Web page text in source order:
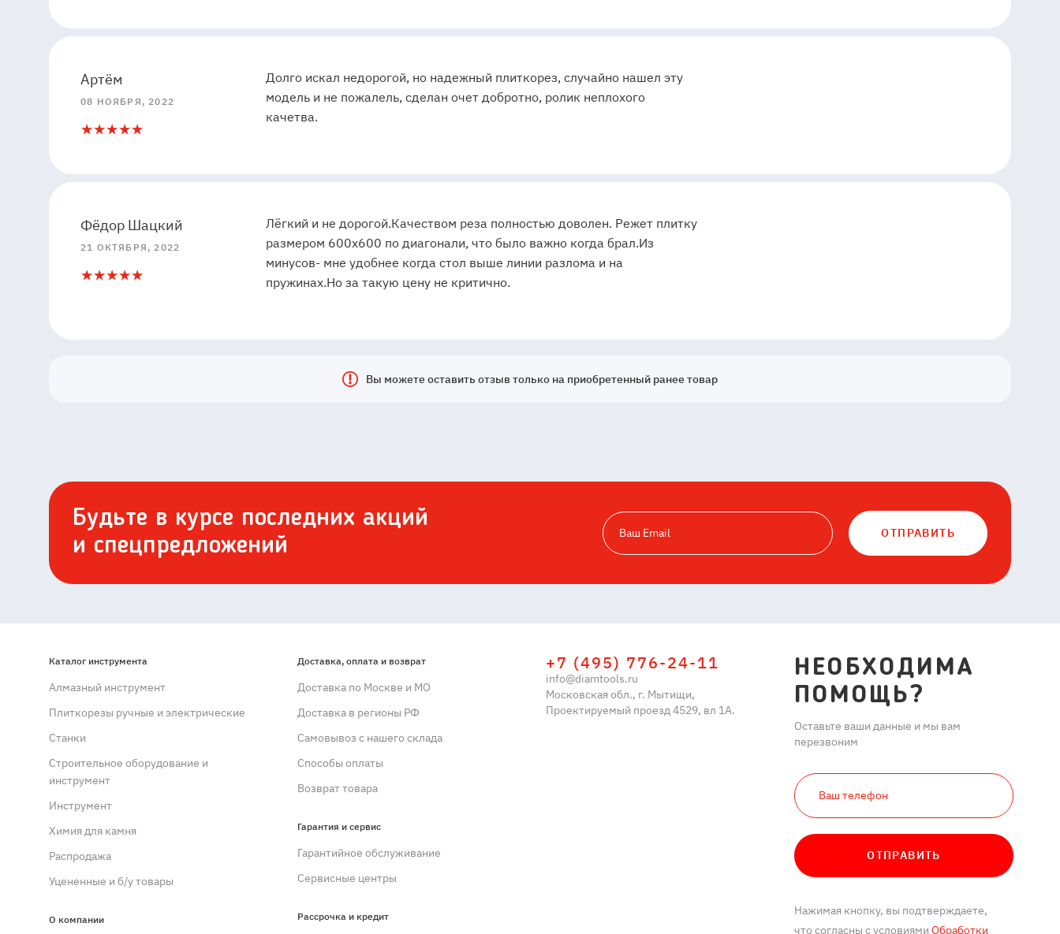
55
Артём
08 НОЯБРЯ, 2022
5
1
Долго искал недорогой, но надежный плиткорез, случайно нашел эту
модель и не пожалель, сделан очет добротно, ролик неплохого
качетва.
55
Фёдор Шацкий
21 ОКТЯБРЯ, 2022
5
1
Лёгкий и не дорогой.Качеством реза полностью доволен. Режет плитку
размером 600х600 по диагонали, что было важно когда брал.Из
минусов- мне удобнее когда стол выше линии разлома и на
пружинах.Но за такую цену не критично.
Вы можете оставить отзыв только на приобретенный ранее товар
Будьте в курсе последних акций
и спецпредложений
ОТПРАВИТЬ
Каталог инструмента
Алмазный инструмент
Плиткорезы ручные и электрические
Станки
Строительное оборудование и
инструмент
Инструмент
Химия для камня
Распродажа
Уцененные и б/у товары
О компании
Доставка, оплата и возврат
Доставка по Москве и МО
Доставка в регионы РФ
Самовывоз с нашего склада
Способы оплаты
Возврат товара
Гарантия и сервис
Гарантийное обслуживание
Сервисные центры
Рассрочка и кредит
+7 (495) 776-24-11
info@diamtools.ru
Московская обл., г. Мытищи,
Проектируемый проезд 4529, вл 1А.
НЕОБХОДИМА
ПОМОЩЬ?
Оставьте ваши данные и мы вам
перезвоним
ОТПРАВИТЬ
Нажимая кнопку, вы подтверждаете,
что согласны с условиями Обработки